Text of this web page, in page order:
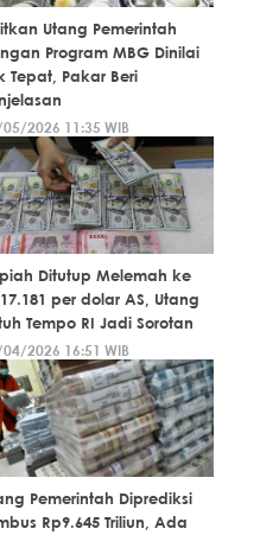
Utang Pemerintah
Program MBG Dinilai
Tepat, Pakar Beri
2026 11:35 WIB
Ditutup Melemah ke
per dolar AS, Utang
Tempo RI Jadi Sorotan
2026 16:51 WIB
Pemerintah Diprediksi
Rp9.645 Triliun, Ada